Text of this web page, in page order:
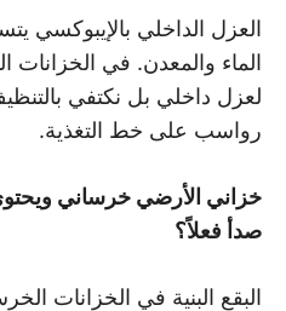
العزل الداخلي بالإيبوكسي
الماء والمعدن. في الخزانات
لعزل داخلي بل نكتفي
رواسب على خط التغذية.
خزاني الأرضي خرساني
صدأ فعلاً؟
البقع البنية في الخزانات